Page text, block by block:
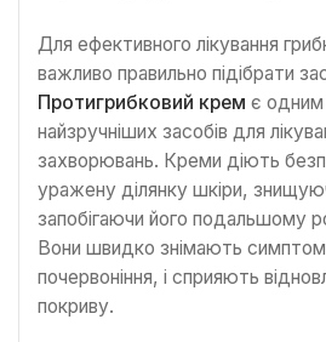
Для ефективного лікування
важливо правильно підібрати
Протигрибковий крем є одним
найзручніших засобів для
захворювань. Креми діють
уражену ділянку шкіри,
запобігаючи його подальшому
Вони швидко знімають
почервоніння, і сприяють
покриву.